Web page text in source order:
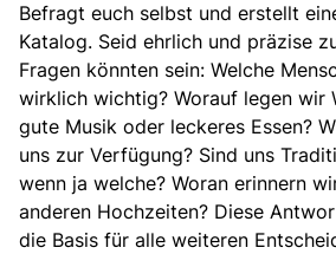
Befragt euch selbst und erstellt
Katalog. Seid ehrlich und präzise
Fragen könnten sein: Welche
wirklich wichtig? Worauf legen wir
gute Musik oder leckeres Essen?
uns zur Verfügung? Sind uns
wenn ja welche? Woran erinnern
anderen Hochzeiten? Diese
die Basis für alle weiteren